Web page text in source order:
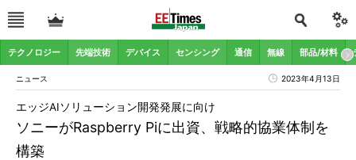
テクノロジー 先端技術 デバイス センシング 通信 無線 部品/材料
ニュース 2023年4月13日
ソニーがRaspberry Piに出資、戦略的協業体制を
構築
エッジAIソリューション開発発展に向け